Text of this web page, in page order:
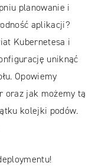
planowanie i
aplikacji?
Kubernetesa i
uniknąć
Opowiemy
oraz jak możemy tą
kolejki podów.